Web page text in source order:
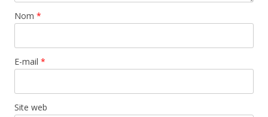
Nom *
E-mail *
Site web